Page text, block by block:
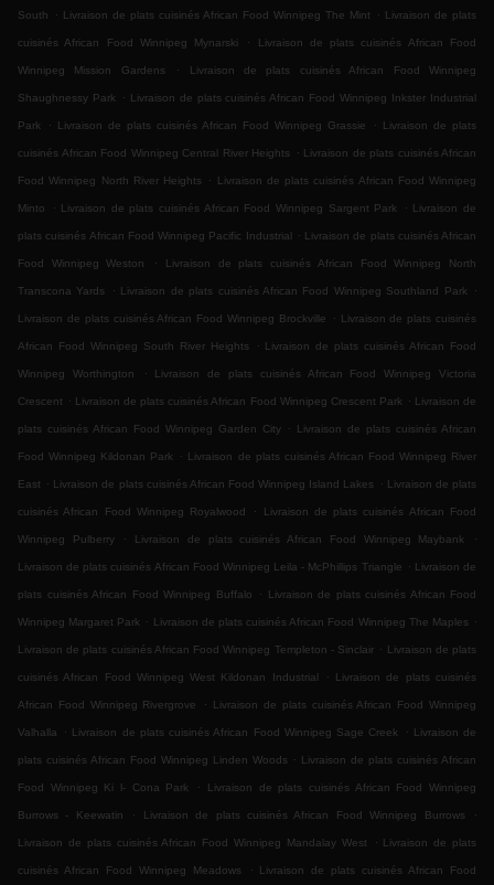
South . Livraison de plats cuisinés African Food Winnipeg The Mint . Livraison de plats
cuisinés African Food Winnipeg Mynarski . Livraison de plats cuisinés African Food
Winnipeg Mission Gardens . Livraison de plats cuisinés African Food Winnipeg
Shaughnessy Park . Livraison de plats cuisinés African Food Winnipeg Inkster Industrial
Park . Livraison de plats cuisinés African Food Winnipeg Grassie . Livraison de plats
cuisinés African Food Winnipeg Central River Heights . Livraison de plats cuisinés African
Food Winnipeg North River Heights . Livraison de plats cuisinés African Food Winnipeg
Minto . Livraison de plats cuisinés African Food Winnipeg Sargent Park . Livraison de
plats cuisinés African Food Winnipeg Pacific Industrial . Livraison de plats cuisinés African
Food Winnipeg Weston . Livraison de plats cuisinés African Food Winnipeg North
Transcona Yards . Livraison de plats cuisinés African Food Winnipeg Southland Park .
Livraison de plats cuisinés African Food Winnipeg Brockville . Livraison de plats cuisinés
African Food Winnipeg South River Heights . Livraison de plats cuisinés African Food
Winnipeg Worthington . Livraison de plats cuisinés African Food Winnipeg Victoria
Crescent . Livraison de plats cuisinés African Food Winnipeg Crescent Park . Livraison de
plats cuisinés African Food Winnipeg Garden City . Livraison de plats cuisinés African
Food Winnipeg Kildonan Park . Livraison de plats cuisinés African Food Winnipeg River
East . Livraison de plats cuisinés African Food Winnipeg Island Lakes . Livraison de plats
cuisinés African Food Winnipeg Royalwood . Livraison de plats cuisinés African Food
Winnipeg Pulberry . Livraison de plats cuisinés African Food Winnipeg Maybank .
Livraison de plats cuisinés African Food Winnipeg Leila - McPhillips Triangle . Livraison de
plats cuisinés African Food Winnipeg Buffalo . Livraison de plats cuisinés African Food
Winnipeg Margaret Park . Livraison de plats cuisinés African Food Winnipeg The Maples .
Livraison de plats cuisinés African Food Winnipeg Templeton - Sinclair . Livraison de plats
cuisinés African Food Winnipeg West Kildonan Industrial . Livraison de plats cuisinés
African Food Winnipeg Rivergrove . Livraison de plats cuisinés African Food Winnipeg
Valhalla . Livraison de plats cuisinés African Food Winnipeg Sage Creek . Livraison de
plats cuisinés African Food Winnipeg Linden Woods . Livraison de plats cuisinés African
Food Winnipeg Ki l- Cona Park . Livraison de plats cuisinés African Food Winnipeg
Burrows - Keewatin . Livraison de plats cuisinés African Food Winnipeg Burrows .
Livraison de plats cuisinés African Food Winnipeg Mandalay West . Livraison de plats
cuisinés African Food Winnipeg Meadows . Livraison de plats cuisinés African Food